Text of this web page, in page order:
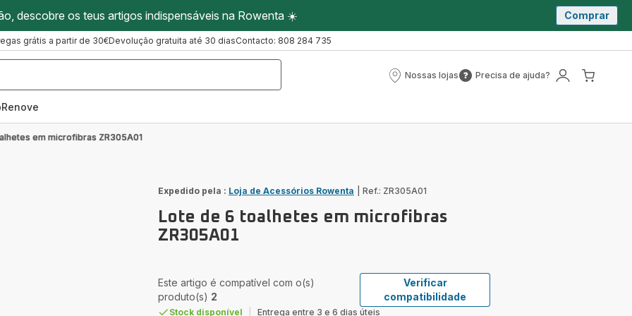
descobre os teus artigos indispensáveis na Rowenta ☀️ Comprar
grátis a partir de 30€Devolução gratuita até 30 diasContacto: 808 284 735
Nossas lojas
Nossas
Precisa de ajuda?
Precisa
em microfibras ZR305A01
Expedido pela : Loja de Acessórios Rowenta Ref.: ZR305A01
Lote de 6 toalhetes em microfibras
ZR305A01
Este artigo é compatível com o(s)
produto(s) 2
Verificar
compatibilidade
Stock disponível Entrega entre 3 e 6 dias úteis